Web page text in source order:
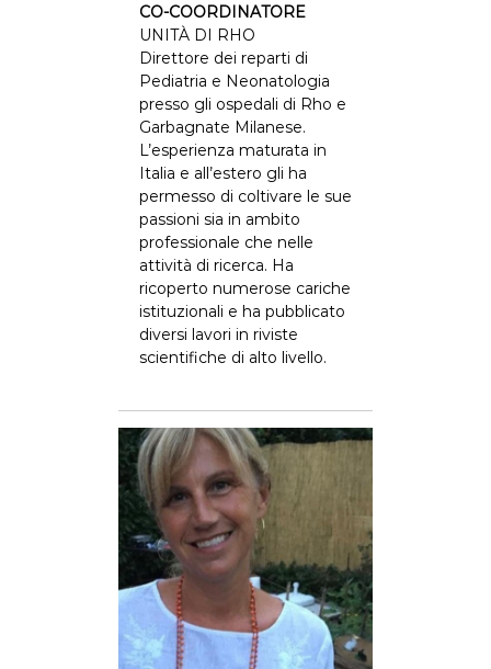
i
n
a
r
y
R
e
s
e
a
r
c
h
CO-COORDINATORE
UNITÀ DI RHO
Direttore dei reparti di
Pediatria e Neonatologia
presso gli ospedali di Rho e
Garbagnate Milanese.
L’esperienza maturata in
Italia e all’estero gli ha
permesso di coltivare le sue
passioni sia in ambito
professionale che nelle
attività di ricerca. Ha
ricoperto numerose cariche
istituzionali e ha pubblicato
diversi lavori in riviste
scientifiche di alto livello.